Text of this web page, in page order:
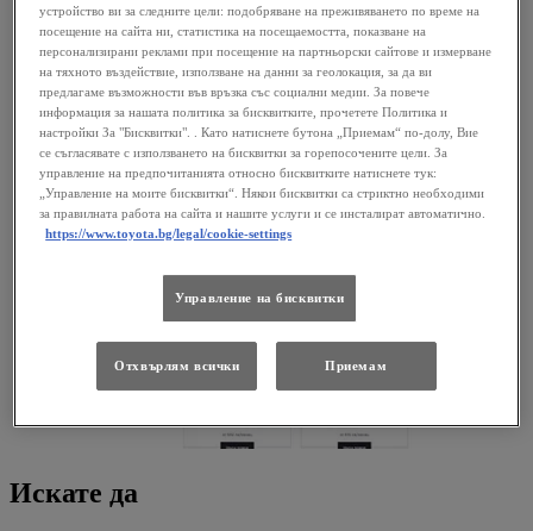
Искате да
устройство ви за следните цели: подобряване на преживяването по време на
посещение на сайта ни, статистика на посещаемостта, показване на
персонализирани реклами при посещение на партньорски сайтове и измерване
на тяхното въздействие, използване на данни за геолокация, за да ви
предлагаме възможности във връзка със социални медии. За повече
информация за нашата политика за бисквитките, прочетете Политика и
настройки За "Бисквитки". . Като натиснете бутона „Приемам“ по-долу, Вие
се съгласявате с използването на бисквитки за горепосочените цели. За
управление на предпочитанията относно бисквитките натиснете тук:
„Управление на моите бисквитки“. Някои бисквитки са стриктно необходими
за правилната работа на сайта и нашите услуги и се инсталират автоматично.
https://www.toyota.bg/legal/cookie-settings
Управление на бисквитки
Отхвърлям всички Приемам